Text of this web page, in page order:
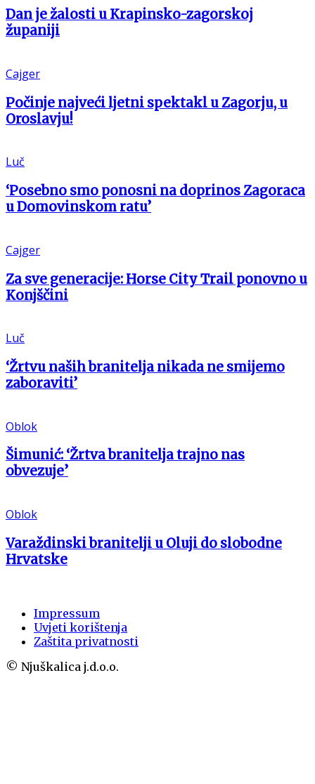
Dan je žalosti u Krapinsko-zagorskoj
županiji
Cajger
Počinje najveći ljetni spektakl u Zagorju, u
Oroslavju!
Luč
‘Posebno smo ponosni na doprinos Zagoraca
u Domovinskom ratu’
Cajger
Za sve generacije: Horse City Trail ponovno u
Konjščini
Luč
‘Žrtvu naših branitelja nikada ne smijemo
zaboraviti’
Oblok
Šimunić: ‘Žrtva branitelja trajno nas
obvezuje’
Oblok
Varaždinski branitelji u Oluji do slobodne
Hrvatske
Impressum
Uvjeti korištenja
Zaštita privatnosti
© Njuškalica j.d.o.o.